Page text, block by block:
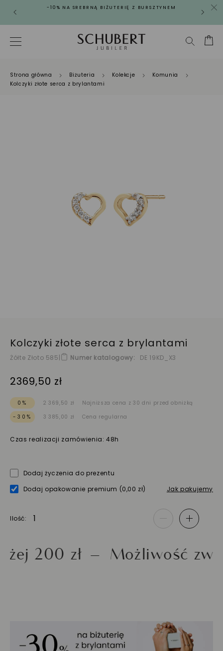
-10% NA SREBRNĄ BIŻUTERIĘ Z BURSZTYNEM
Strona główna Biżuteria Kolekcje
Komunia
Kolczyki złote serca z brylantami
Kolczyki złote serca z brylantami
Żółte Złoto 585| Numer katalogowy DE 19KD_X3
2369,50 zł
0% 2 369,50 zł
Najniższa cena z 30 dni przed obniżką
-30%
3 385,00 zł Cena regularna
Czas realizacji zamówienia: 48h
Dodaj życzenia do prezentu
Dodaj opakowanie premium (0,00 zł) Jak pakujemy
Ilość - +
zł Możliwość zwrotu